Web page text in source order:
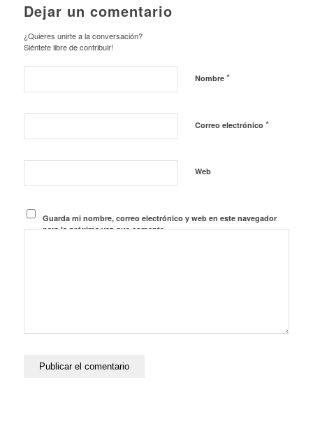
Dejar un comentario
¿Quieres unirte a la conversación?
Siéntete libre de contribuir!
Nombre *
Correo electrónico *
Web
Guarda mi nombre, correo electrónico y web en este navegador
para la próxima vez que comente.